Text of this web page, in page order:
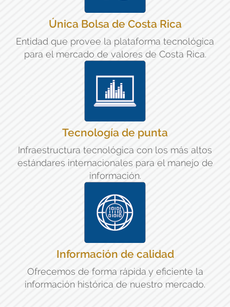
Única Bolsa de Costa Rica
Entidad que provee la plataforma tecnológica
para el mercado de valores de Costa Rica.
Tecnología de punta
Infraestructura tecnológica con los más altos
estándares internacionales para el manejo de
información.
Información de calidad
Ofrecemos de forma rápida y eficiente la
información histórica de nuestro mercado.